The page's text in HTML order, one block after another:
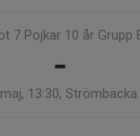
7 Pojkar 10 år Grupp
-
13:30, Strömbacka